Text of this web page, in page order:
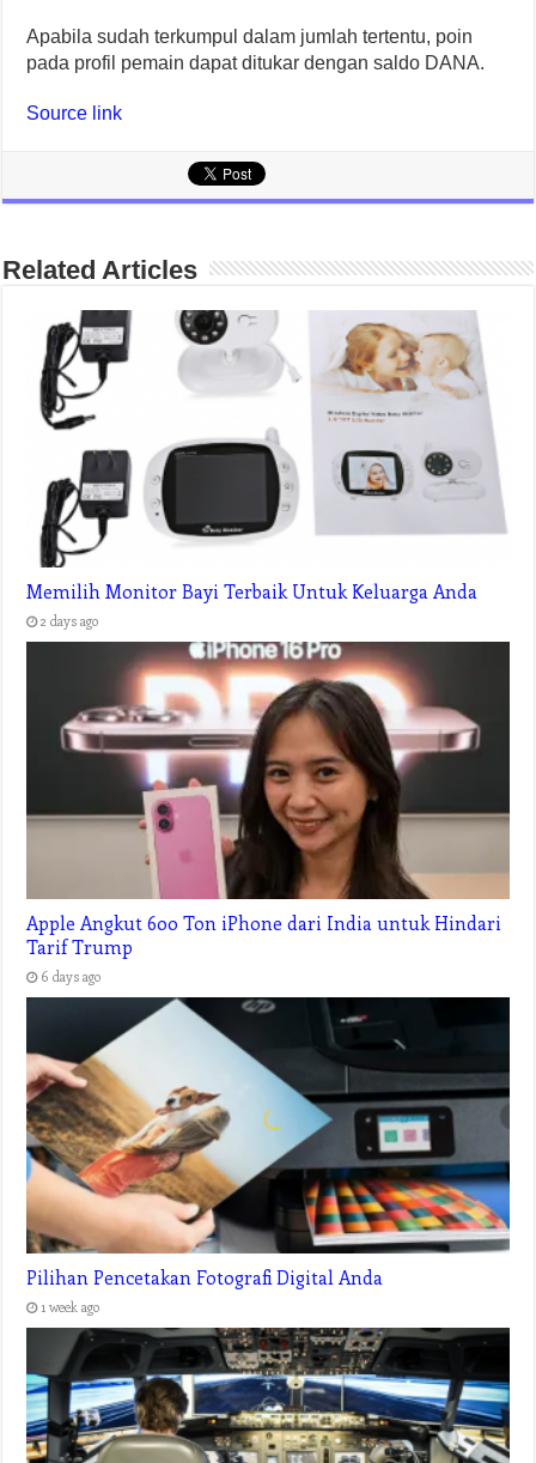
Apabila sudah terkumpul dalam jumlah tertentu, poin
pada profil pemain dapat ditukar dengan saldo DANA.
Source link
Related Articles
Memilih Monitor Bayi Terbaik Untuk Keluarga Anda
2 days ago
Apple Angkut 600 Ton iPhone dari India untuk Hindari
Tarif Trump
6 days ago
Pilihan Pencetakan Fotografi Digital Anda
1 week ago